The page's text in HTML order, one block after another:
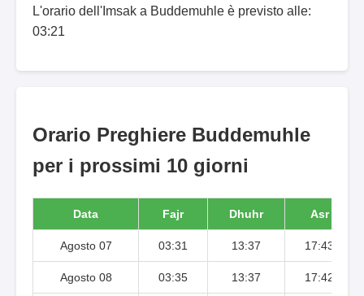
L'orario dell'Imsak a Buddemuhle è previsto alle:
03:21
Orario Preghiere Buddemuhle
per i prossimi 10 giorni
Data Fajr Dhuhr Asr
Agosto 07 03:31 13:37 17:43
Agosto 08 03:35 13:37 17:42